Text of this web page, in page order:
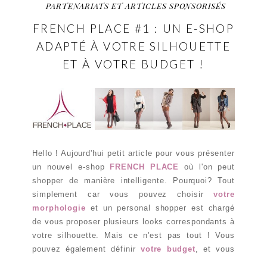
PARTENARIATS ET ARTICLES SPONSORISÉS
FRENCH PLACE #1 : UN E-SHOP
ADAPTÉ À VOTRE SILHOUETTE
ET À VOTRE BUDGET !
Hello ! Aujourd'hui petit article pour vous présenter
un nouvel e-shop
FRENCH PLACE
où l'on peut
shopper de manière intelligente. Pourquoi? Tout
simplement car vous pouvez choisirvotre
morphologie et un personal shopper est chargé
de vous proposer plusieurs looks correspondants à
votre silhouette. Mais ce n'est pas tout ! Vous
pouvez également définir votre budget , et vous